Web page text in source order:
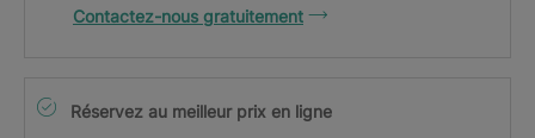
Contactez-nous gratuitement
Réservez au meilleur prix en ligne